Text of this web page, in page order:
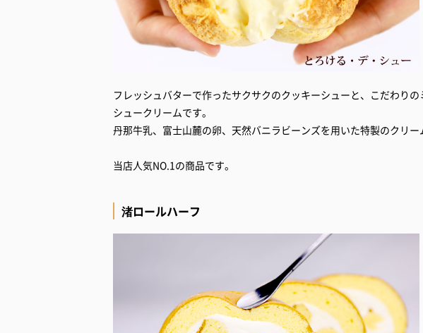
フレッシュバターで作ったサクサクのクッキーシューと、こだわり
シュークリームです。
丹那牛乳、富士山麓の卵、天然バニラビーンズを用いた特製のクリー
当店人気NO.1の商品です。
渚ロールハーフ